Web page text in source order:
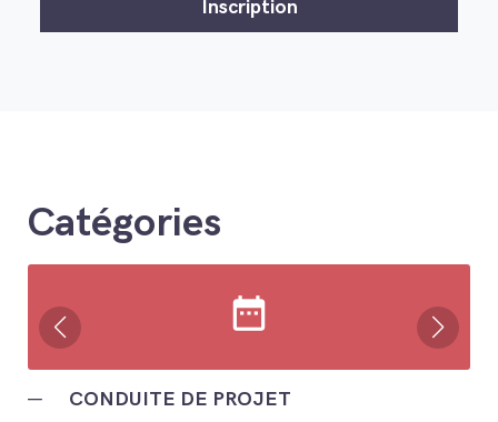
Catégories
date_range
─ CONDUITE DE PROJET